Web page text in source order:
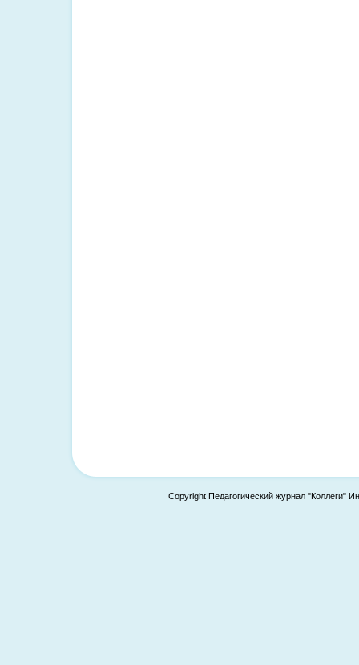
Copyright Педагогический журнал "Коллеги"